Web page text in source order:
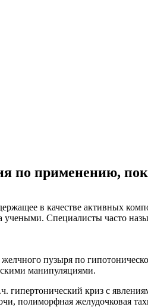
по применению,
в качестве активных
учеными. Специалисты часто
пузыря по
манипуляциями.
гипертонический криз с
полиморфная желудочковая